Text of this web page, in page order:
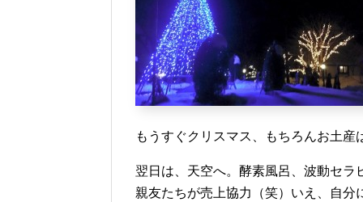
もうすぐクリスマス、もちろんお土産
翌日は、天空へ。酵素風呂、波動セラ
親友たちが売上協力（笑）いえ、自分